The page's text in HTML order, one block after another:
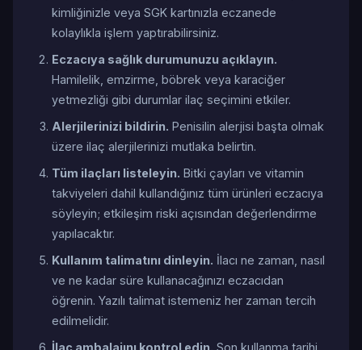
kimliğinizle veya SGK kartınızla eczanede
kolaylıkla işlem yaptırabilirsiniz.
Eczacıya sağlık durumunuzu açıklayın.
Hamilelik, emzirme, böbrek veya karaciğer
yetmezliği gibi durumlar ilaç seçimini etkiler.
Alerjilerinizi bildirin. Penisilin alerjisi başta olmak
üzere ilaç alerjilerinizi mutlaka belirtin.
Tüm ilaçları listeleyin. Bitki çayları ve vitamin
takviyeleri dahil kullandığınız tüm ürünleri eczacıya
söyleyin; etkileşim riski açısından değerlendirme
yapılacaktır.
Kullanım talimatını dinleyin. İlacı ne zaman, nasıl
ve ne kadar süre kullanacağınızı eczacıdan
öğrenin. Yazılı talimat istemeniz her zaman tercih
edilmelidir.
İlaç ambalajını kontrol edin. Son kullanma tarihi,